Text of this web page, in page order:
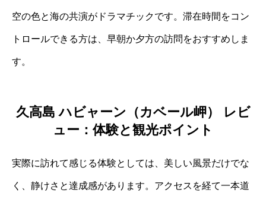
空の色と海の共演がドラマチックです。滞在時間をコン
トロールできる方は、早朝か夕方の訪問をおすすめしま
す。
久高島 ハビャーン（カベール岬） レビ
ュー：体験と観光ポイント
実際に訪れて感じる体験としては、美しい風景だけでな
く、静けさと達成感があります。アクセスを経て一本道